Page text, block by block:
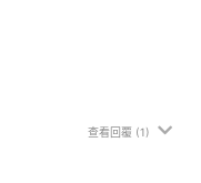
查看回覆 (1)